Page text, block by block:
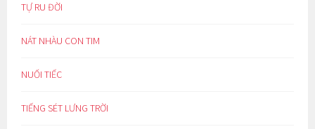
TỰ RU ĐỜI
NÁT NHÀU CON TIM
NUỐI TIẾC
TIẾNG SÉT LƯNG TRỜI